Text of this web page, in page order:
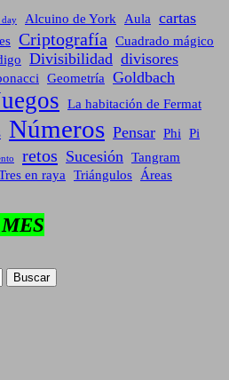
day Alcuino de York Aula cartas
Criptografía Cuadrado mágico
Divisibilidad divisores
Geometría Goldbach
La habitación de Fermat
Números Pensar Phi Pi
retos Sucesión Tangram
en raya Triángulos Áreas